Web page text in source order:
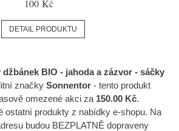
100 Kč
DETAIL PRODUKTU
BIO - jahoda a zázvor - sáčky
značky Sonnentor- tento produkt
omezené akci za 150.00 Kč.
ostatní produkty z nabídky e-shopu. Na
budou BEZPLATNĚ dopraveny